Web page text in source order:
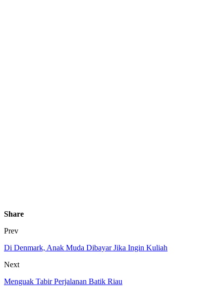
Share
Prev
Di Denmark, Anak Muda Dibayar Jika Ingin Kuliah
Next
Menguak Tabir Perjalanan Batik Riau